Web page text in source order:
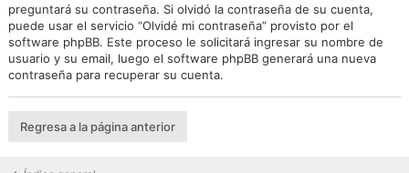
preguntará su contraseña. Si olvidó la contraseña de su cuenta,
puede usar el servicio “Olvidé mi contraseña” provisto por el
software phpBB. Este proceso le solicitará ingresar su nombre de
usuario y su email, luego el software phpBB generará una nueva
contraseña para recuperar su cuenta.
Regresa a la página anterior